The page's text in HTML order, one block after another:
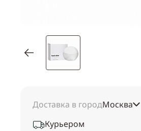
Доставка в городМосква
Курьером